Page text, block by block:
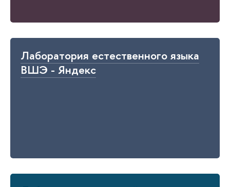
Лаборатория естественного языка
ВШЭ - Яндекс